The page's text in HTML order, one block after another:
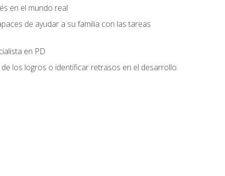
en el mundo real
de ayudar a su familia con las tareas
en PD
los logros o identificar retrasos en el desarrollo.